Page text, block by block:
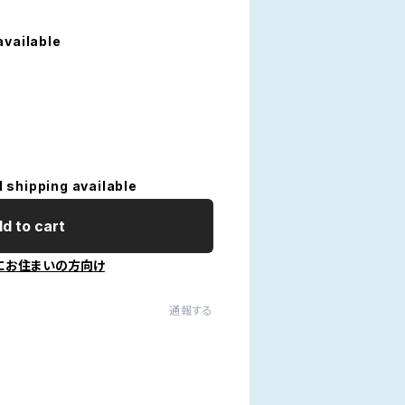
shipping available
to cart
お住まいの方向け
通報する